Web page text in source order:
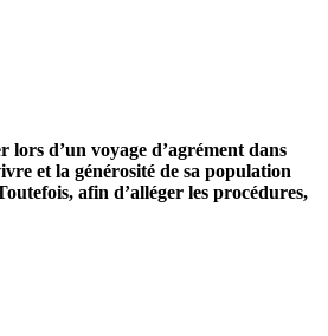
d’un voyage d’agrément dans
et la générosité de sa population
afin d’alléger les procédures,